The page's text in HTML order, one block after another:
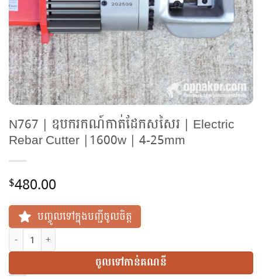
N767 | ឧបករកណ៍កាត់ដែកសសៃរ | Electric
Rebar Cutter |1600w | 4-25mm
$480.00
បញ្ចូលទៅក្នុងបញ្ជីចូលចិត្ត
N767 | ឧបករកណ៍កាត់ដែកសសៃរ | Electric Rebar Cutter |1600w |
ចូលទៅកាន់គណនី